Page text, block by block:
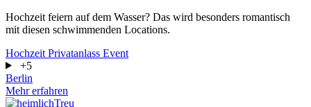
Hochzeit feiern auf dem Wasser? Das wird besonders romantisch
mit diesen schwimmenden Locations.
Hochzeit Privatanlass Event
+5
Berlin
Mehr erfahren